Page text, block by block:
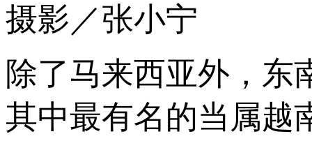
摄影／张小宁
除了马来西亚外，东
其中最有名的当属越